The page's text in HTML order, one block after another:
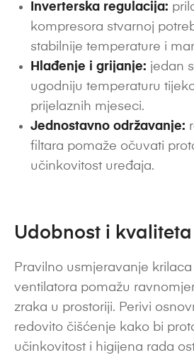
Inverterska regulacija:
kompresora stvarnoj
stabilnije temperature i
Hlađenje i grijanje: jedan
ugodniju temperaturu
prijelaznih mjeseci.
Jednostavno održavanje:
filtara pomaže očuvati
učinkovitost uređaja.
Udobnost i
Pravilno usmjeravanje
ventilatora pomažu
zraka u prostoriji. Perivi
redovito čišćenje kako bi
učinkovitost i higijena rada